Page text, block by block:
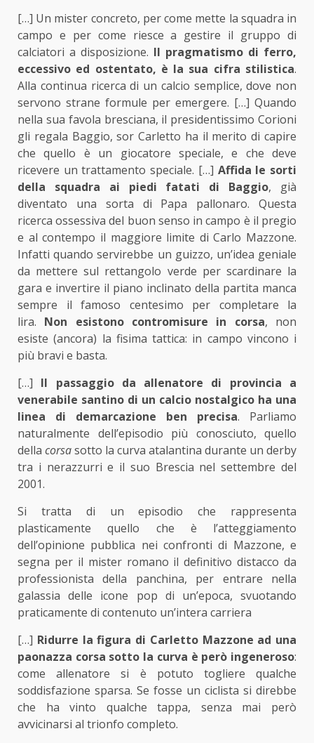
[…] Un mister concreto, per come mette la squadra in
campo e per come riesce a gestire il gruppo di
calciatori a disposizione. Il pragmatismo di ferro,
eccessivo ed ostentato, è la sua cifra stilistica.
Alla continua ricerca di un calcio semplice, dove non
servono strane formule per emergere. […] Quando
nella sua favola bresciana, il presidentissimo Corioni
gli regala Baggio, sor Carletto ha il merito di capire
che quello è un giocatore speciale, e che deve
ricevere un trattamento speciale. […] Affida le sorti
della squadra ai piedi fatati
di Baggio, già
diventato una sorta di Papa pallonaro. Questa
ricerca ossessiva del buon senso in campo è il pregio
e al contempo il maggiore limite di Carlo Mazzone.
Infatti quando servirebbe un guizzo, un’idea geniale
da mettere sul rettangolo verde per scardinare la
gara e invertire il piano inclinato della partita manca
sempre il famoso centesimo per completare la
lira. Non esistono contromisure in corsa, non
esiste (ancora) la fisima tattica: in campo vincono i
più bravi e basta.
[…] Il passaggio da allenatore di provincia a
venerabile santino di un calcio nostalgico ha una
linea di demarcazione ben precisa. Parliamo
naturalmente dell’episodio più conosciuto, quello
della corsasotto la curva atalantina durante un derby
tra i nerazzurri e il suo Brescia nel settembre del
2001.
Si tratta di un episodio che rappresenta
plasticamente quello che è l’atteggiamento
dell’opinione pubblica nei confronti di Mazzone, e
segna per il mister romano il definitivo distacco da
professionista della panchina, per entrare nella
galassia delle icone pop di un’epoca, svuotando
praticamente di contenuto un’intera carriera
[…] Ridurre la figura di Carletto Mazzone ad una
paonazza corsa sotto la curva è però ingeneroso:
come allenatore si è potuto togliere qualche
soddisfazione sparsa. Se fosse un ciclista si direbbe
che ha vinto qualche tappa, senza mai però
avvicinarsi al trionfo completo.